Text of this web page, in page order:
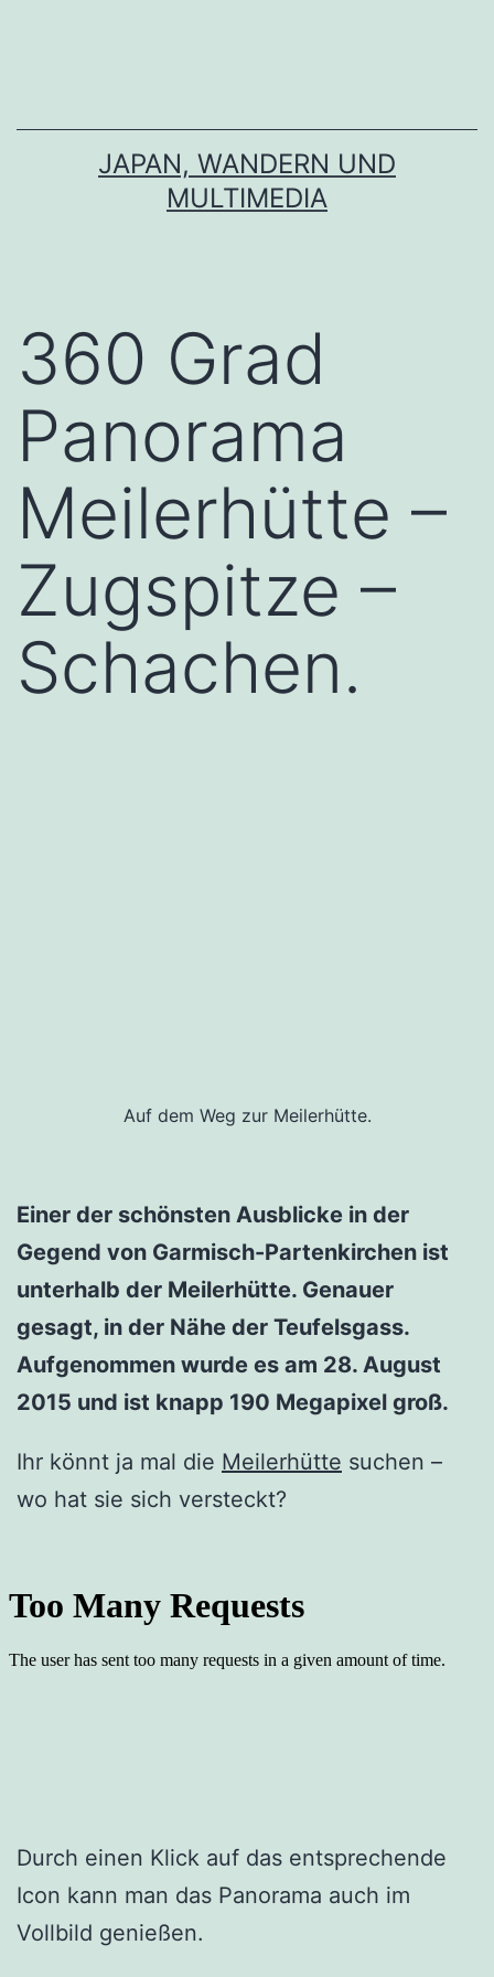
JAPAN, WANDERN UND
MULTIMEDIA
360 Grad
Panorama
Meilerhütte –
Zugspitze –
Schachen.
Auf dem Weg zur Meilerhütte.
Einer der schönsten Ausblicke in der
Gegend von Garmisch-Partenkirchen ist
unterhalb der Meilerhütte. Genauer
gesagt, in der Nähe der Teufelsgass.
Aufgenommen wurde es am 28. August
2015 und ist knapp 190 Megapixel groß.
Ihr könnt ja mal die Meilerhütte suchen –
wo hat sie sich versteckt?
Durch einen Klick auf das entsprechende
Icon kann man das Panorama auch im
Vollbild genießen.